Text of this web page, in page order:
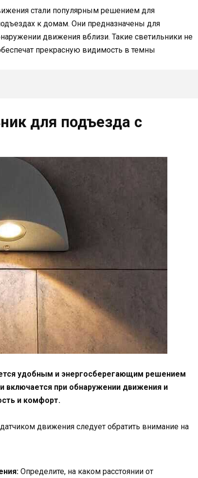
стали популярным решением для
к домам. Они предназначены для
движения вблизи. Такие светильники не
прекрасную видимость в темны
для подъезда с
удобным и энергосберегающим решением
включается при обнаружении движения и
и комфорт.
движения следует обратить внимание на
Определите, на каком расстоянии от